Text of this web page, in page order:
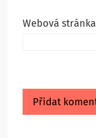
Webová stránka